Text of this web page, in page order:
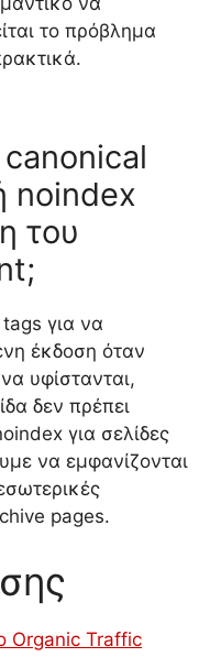
το πρόβλημα
noindex
του
για να
έκδοση όταν
υφίστανται,
δεν πρέπει
για σελίδες
να εμφανίζονται
pages.
Organic Traffic